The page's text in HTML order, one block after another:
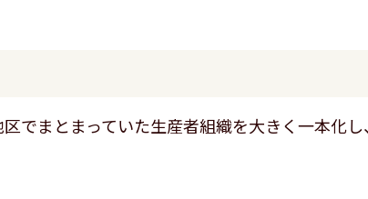
でまとまっていた生産者組織を大きく一本化